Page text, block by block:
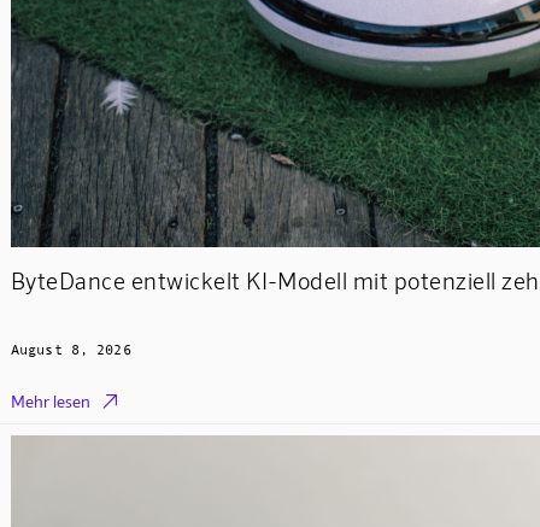
ByteDance entwickelt KI-Modell mit potenziell
August 8, 2026
Mehr lesen 